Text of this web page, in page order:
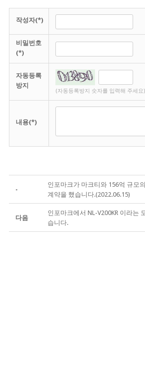
작성자(*)
비밀번호
(*)
자동등록
방지
(자동등록방지 숫자를 입력해 주세요)
내용(*)
-
인포마크가 마크티와 156억 규모
계약을 했습니다.(2022.06.15)
다음
인포마크에서 NL-V200KR 이라는
습니다.